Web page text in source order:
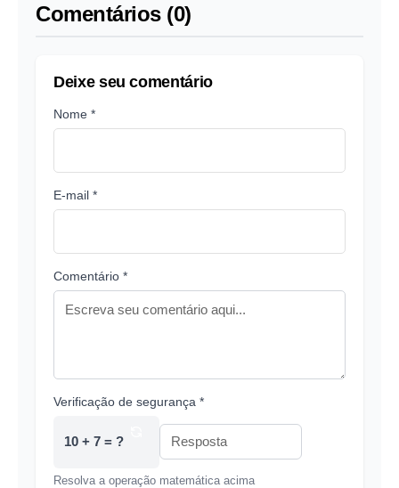
Comentários (0)
Deixe seu comentário
Nome *
E-mail *
Comentário *
Verificação de segurança *
10 + 7 = ?
Resolva a operação matemática acima